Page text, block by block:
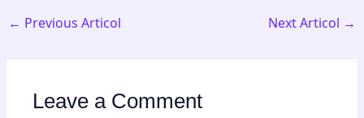
← Previous Articol Next Articol →
Leave a Comment